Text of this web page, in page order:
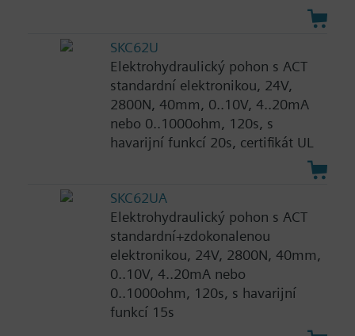
SKC62U
Elektrohydraulický pohon s ACT
standardní elektronikou, 24V,
2800N, 40mm, 0..10V, 4..20mA
nebo 0..1000ohm, 120s, s
havarijní funkcí 20s, certifikát UL
SKC62UA
Elektrohydraulický pohon s ACT
standardní+zdokonalenou
elektronikou, 24V, 2800N, 40mm,
0..10V, 4..20mA nebo
0..1000ohm, 120s, s havarijní
funkcí 15s